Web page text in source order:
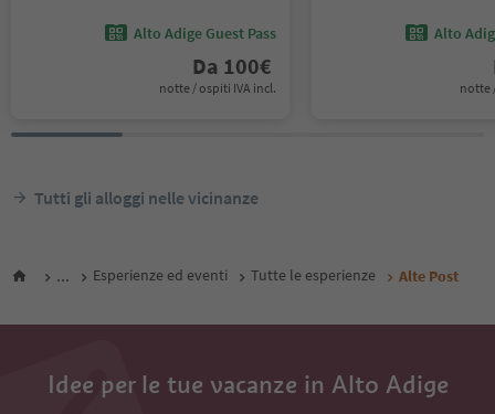
Alto Adige Guest Pass
Da 100€
notte / ospiti IVA incl.
Alto
notte
Tutti gli alloggi nelle vicinanze
... Esperienze ed eventi Tutte le esperienze Alte Post
Idee per le tue vacanze in Alto Adige